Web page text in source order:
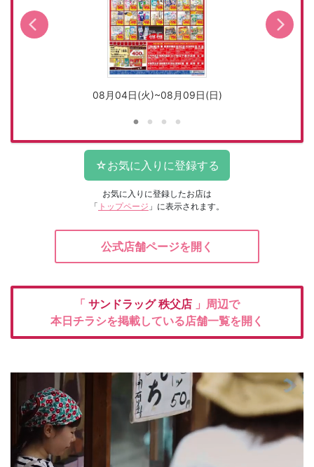
08月04日(火)~08月09日(日)
お気に入りに登録したお店は
「 トップページ 」に表示されます。
公式店舗ページを開く
「 サンドラッグ秩父店 」周辺で
本日チラシを掲載している店舗一覧を開く